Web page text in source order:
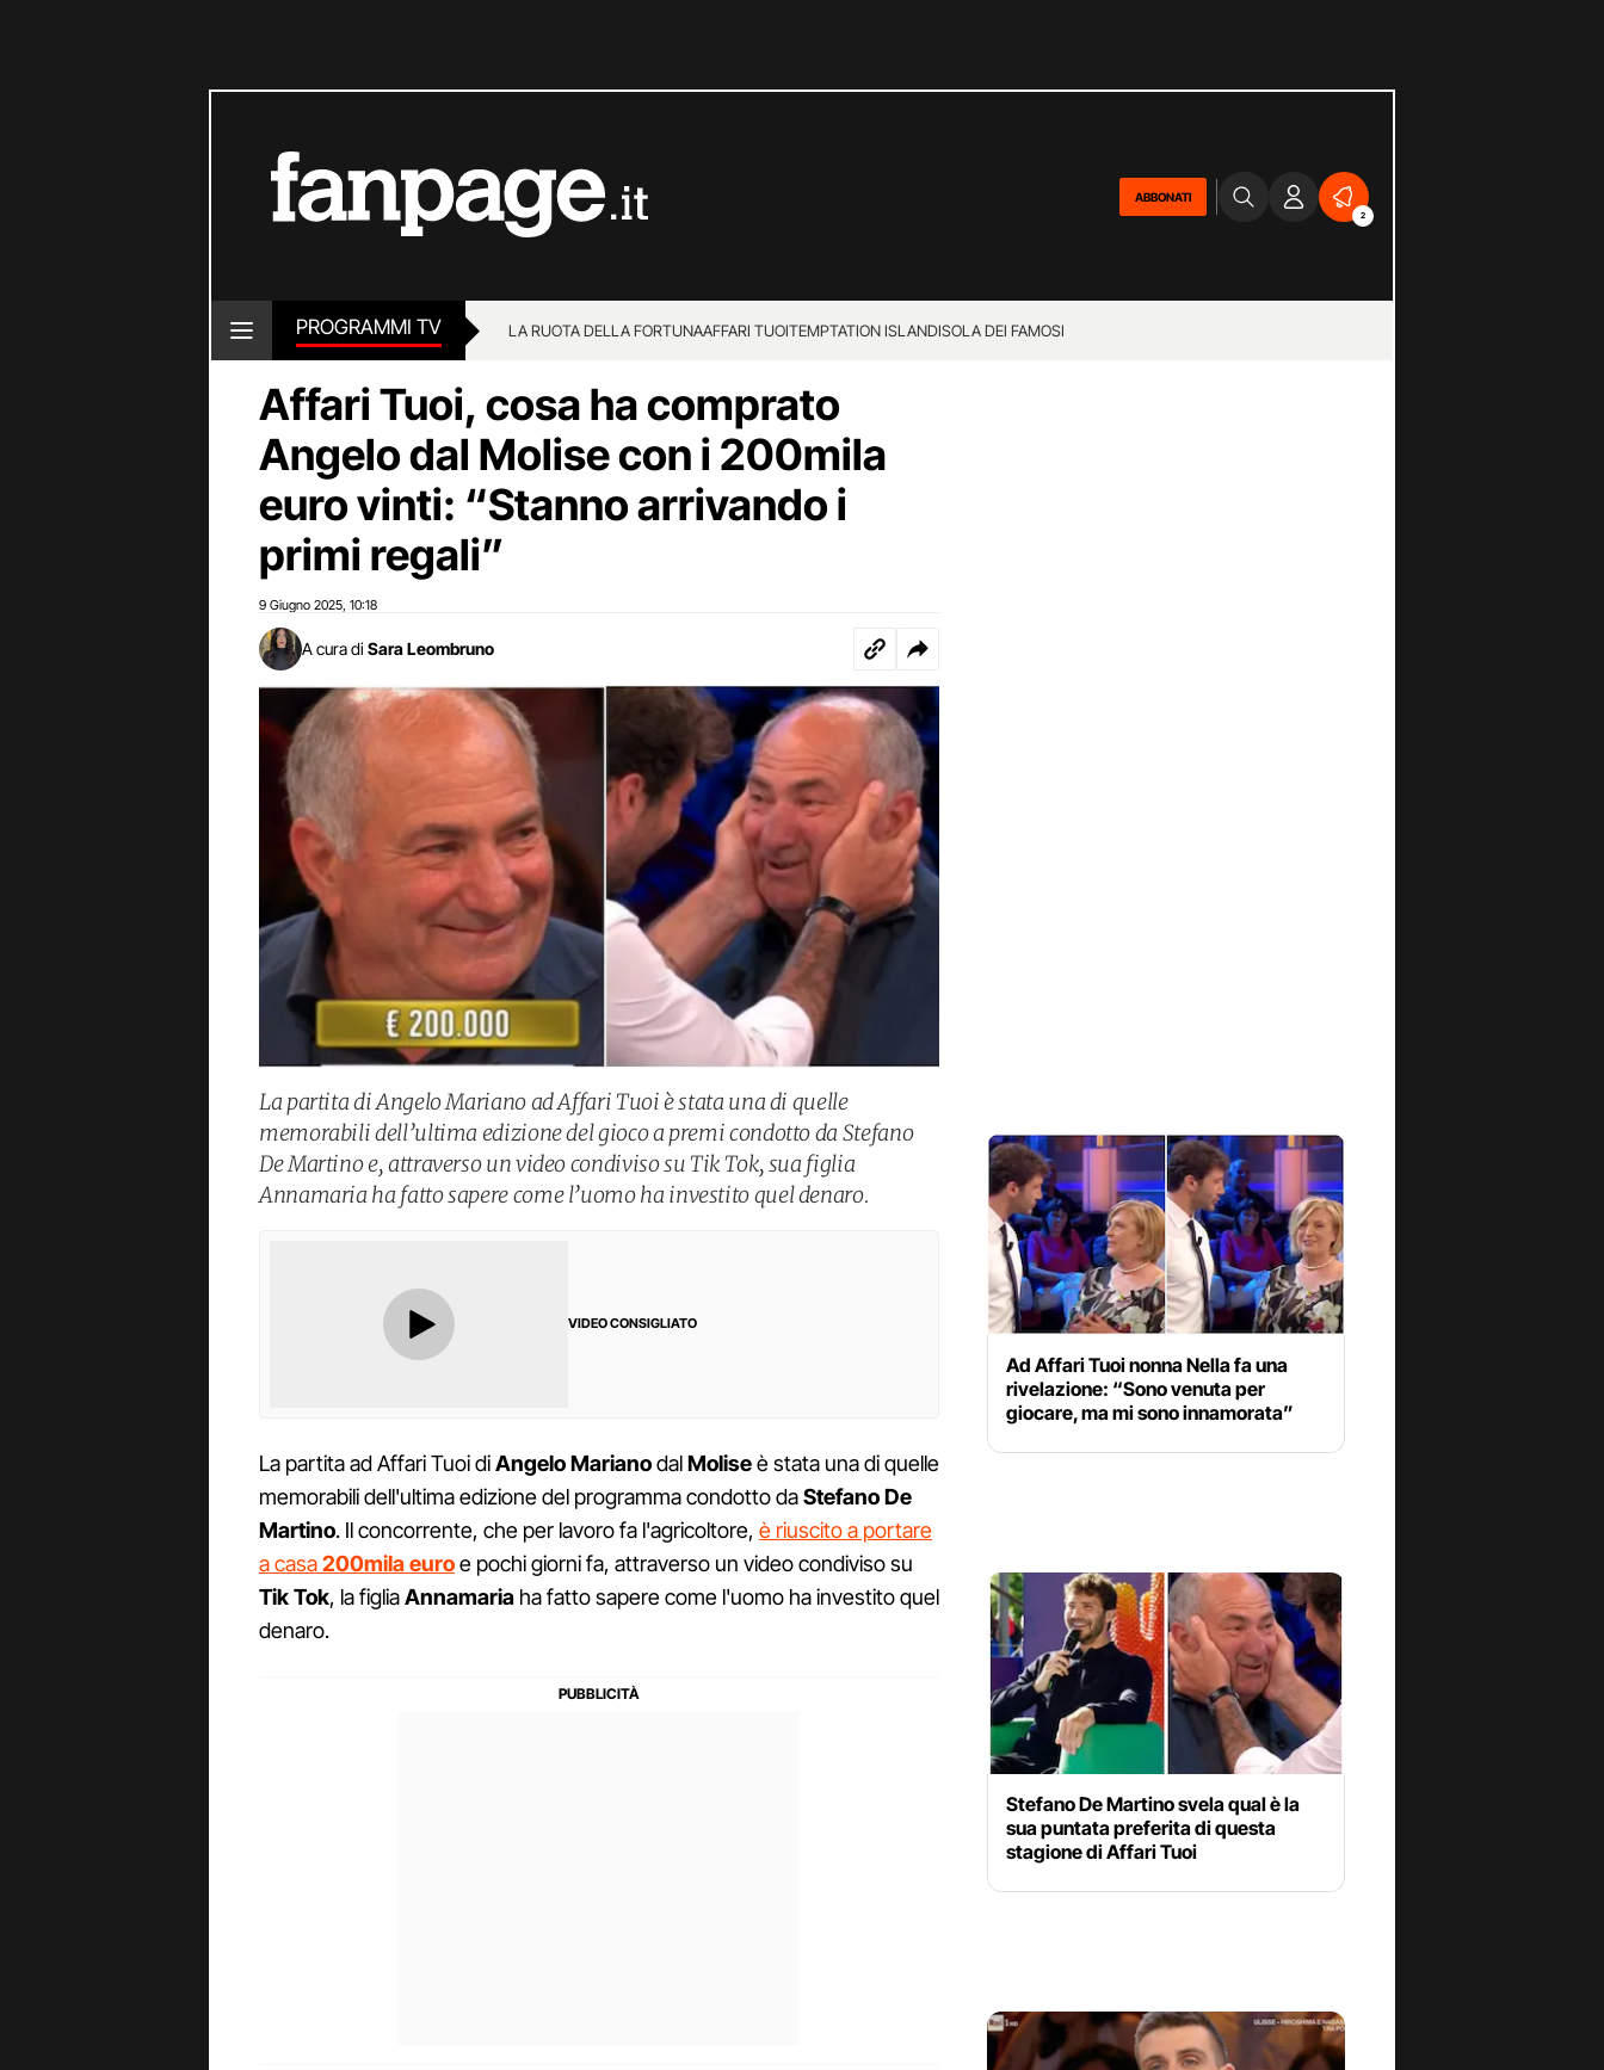
ABBONATI
2
PROGRAMMI TV LA RUOTA DELLA FORTUNAAFFARI TUOITEMPTATION ISLANDISOLA DEI FAMOSI
Affari Tuoi, cosa ha comprato
Angelo dal Molise con i 200mila
euro vinti: “Stanno arrivando i
primi regali”
9 Giugno 2025 10:18
A cura di Sara Leombruno
La partita di Angelo Mariano ad Affari Tuoi è stata una di quelle
memorabili dell’ultima edizione del gioco a premi condotto da Stefano
De Martino e, attraverso un video condiviso su Tik Tok, sua figlia
Annamaria ha fatto sapere come l’uomo ha investito quel denaro.
VIDEO CONSIGLIATO
La partita ad Affari Tuoi diAngelo MarianodalMoliseè stata una di quelle
memorabili dell'ultima edizione del programma condotto daStefano De
Martino. Il concorrente, che per lavoro fa l'agricoltore, è riuscito a portare
a casa200mila euroe pochi giorni fa, attraverso un video condiviso su
Tik Tok, la figliaAnnamaria ha fatto sapere come l'uomo ha investito quel
denaro.
Ad Affari Tuoi nonna Nella fa una
rivelazione: “Sono venuta per
giocare, ma mi sono innamorata”
Stefano De Martino svela qual è la
sua puntata preferita di questa
stagione di Affari Tuoi